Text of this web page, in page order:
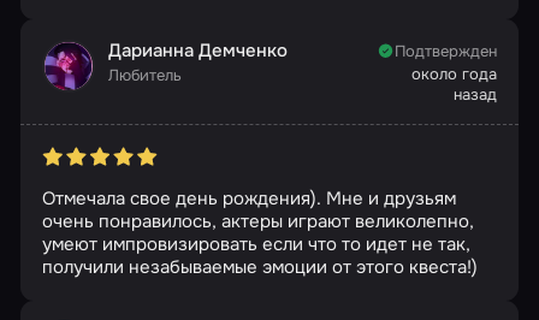
Дарианна Демченко
Любитель
Подтвержден
около года
назад
Отмечала свое день рождения). Мне и друзьям
очень понравилось, актеры играют великолепно,
умеют импровизировать если что то идет не так,
получили незабываемые эмоции от этого квеста!)